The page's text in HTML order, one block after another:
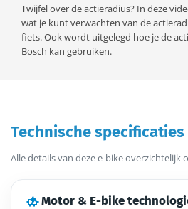
Twijfel over de actieradius? In deze
wat je kunt verwachten van de
fiets. Ook wordt uitgelegd hoe je de
Bosch kan gebruiken.
Technische specificaties
Alle details van deze e-bike overzichtelijk
Motor & E-bike